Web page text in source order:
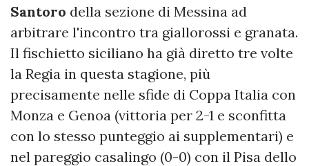
Santoro della sezione di Messina ad
arbitrare l'incontro tra giallorossi e granata.
Il fischietto siciliano ha già diretto tre volte
la Regia in questa stagione, più
precisamente nelle sfide di Coppa Italia con
Monza e Genoa (vittoria per 2-1 e sconfitta
con lo stesso punteggio ai supplementari) e
nel pareggio casalingo (0-0) con il Pisa dello